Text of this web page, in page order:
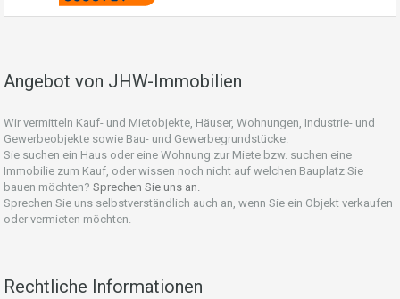
Angebot von JHW-Immobilien
Wir vermitteln Kauf- und Mietobjekte, Häuser, Wohnungen, Industrie- und
Gewerbeobjekte sowie Bau- und Gewerbegrundstücke.
Sie suchen ein Haus oder eine Wohnung zur Miete bzw. suchen eine
Immobilie zum Kauf, oder wissen noch nicht auf welchen Bauplatz Sie
bauen möchten? Sprechen Sie uns an.
Sprechen Sie uns selbstverständlich auch an, wenn Sie ein Objekt verkaufen
oder vermieten möchten.
Rechtliche Informationen